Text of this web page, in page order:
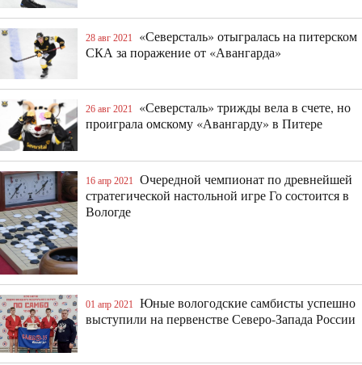
28 авг 2021
«Северсталь» отыгралась на питерском
СКА за поражение от «Авангарда»
26 авг 2021
«Северсталь» трижды вела в счете, но
проиграла омскому «Авангарду» в Питере
16 апр 2021
Очередной чемпионат по древнейшей
стратегической настольной игре Го состоится в
Вологде
01 апр 2021
Юные вологодские самбисты успешно
выступили на первенстве Северо-Запада России